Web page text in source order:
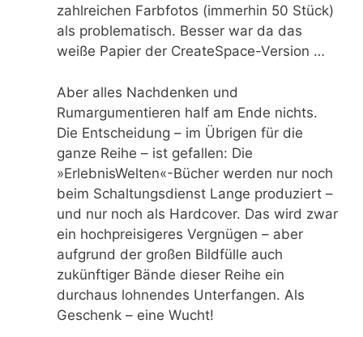
zahlreichen Farbfotos (immerhin 50 Stück)
als problematisch. Besser war da das
weiße Papier der CreateSpace-Version …
Aber alles Nachdenken und
Rumargumentieren half am Ende nichts.
Die Entscheidung – im Übrigen für die
ganze Reihe – ist gefallen: Die
»ErlebnisWelten«-Bücher werden nur noch
beim Schaltungsdienst Lange produziert –
und nur noch als Hardcover. Das wird zwar
ein hochpreisigeres Vergnügen – aber
aufgrund der großen Bildfülle auch
zukünftiger Bände dieser Reihe ein
durchaus lohnendes Unterfangen. Als
Geschenk – eine Wucht!